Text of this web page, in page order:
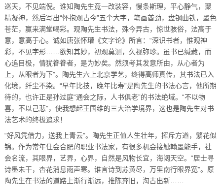
巡天，不见端倪。谁知陶先生竟一改装容，慢条斯理，平心静气，聚
精凝神，然后写出“怀抱观古今”五个大字，笔画酋劲，盘钢曲铁，墨色
苍茫，赢来满堂喝彩。观陶先生书法，殊今异古，惊世骇俗，法高于
意，意高于心。诚如唐张怀瓘《文字论》所言：“深识书者，惟观神
彩，不见字形……欲知其妙，初观莫测，久视弥珍。虽书已缄藏，而
心追目极，情犹眷眷者，是为妙矣。然须考其发意所由，从心者为
上，从眼者为下”。陶先生六上北京学艺，终得高师真传，其书法已入
化境，纤尘不染。“早年比技，晚年比寿”是陶先生的书法心言，他所期
待的，也许正是孙过庭“通会之际，人书俱老”的书法绝域。“不以物
喜，不以己悲”，使我想起王国维的三大治学境界，这也是陶先生对书
法艺术的终极追求！
“好风凭借力，送我上青云”。陶先生正值人生壮年，挥斥方遒，繁花似
锦。作为常年住会合肥的职业书法家，有很多机会接触翰墨能手，社
会名流，其眼界，艺界，心界，自然是风物长宜，海阔天空。“居士寻
诗墨未干，杏花消息雨声寒。谁言诗到苏黄尽，万里南行眼界宽”。原
陶先生在书法的道路上渐行渐远，推陈弃旧，淘古出新……